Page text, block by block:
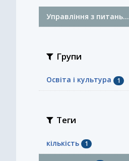
Управління з питань...
Групи
Освіта і культура 1
Теги
кількість 1